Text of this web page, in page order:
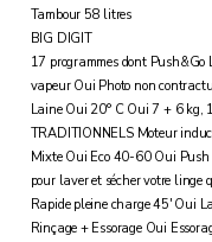
Tambour 58 litres
BIG DIGIT
17 programmes dont
vapeur Oui Photo non
Laine Oui 20° C Oui 7 + 6 kg,
TRADITIONNELS Moteur
Mixte Oui Eco 40-60 Oui
pour laver et sécher votre linge
Rapide pleine charge 45' Oui
Rinçage + Essorage Oui